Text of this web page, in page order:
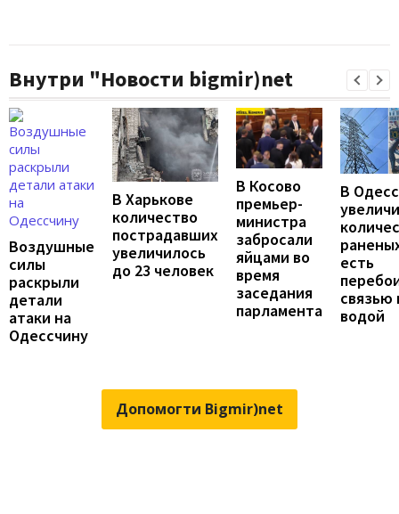
Внутри "Новости bigmir)net
Воздушные
силы
раскрыли
детали
атаки на
Одессчину
В Харькове
количество
пострадавших
увеличилось
до 23 человек
В Косово
премьер-
министра
забросали
яйцами во
время
заседания
парламента
В
есть
связью
водой
Допомогти Bigmir)net